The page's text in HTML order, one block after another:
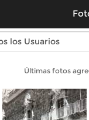
Fotos
Últimas fotos